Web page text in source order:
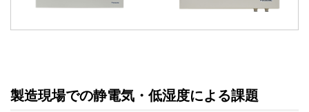
製造現場での静電気・低湿度による課題